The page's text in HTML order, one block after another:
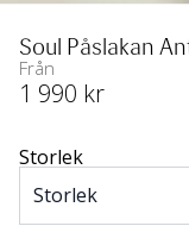
Soul Påslakan
Från
1 990 kr
Storlek